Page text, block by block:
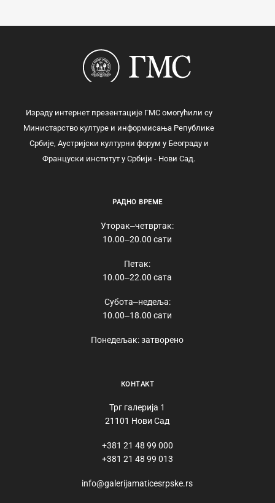
Израду интернет презентације ГМС омогућили су
Министарство културе и информисања Републике
Србије, Аустријски културни форум у Београду и
Француски институт у Србији - Нови Сад.
РАДНО ВРЕМЕ
Уторак‒четвртак:
10.00‒20.00 сати
Петак:
10.00‒22.00 сата
Субота‒недеља:
10.00‒18.00 сати
Понедељак: затворено
КОНТАКТ
Трг галерија 1
21101 Нови Сад
+381 21 48 99 000
+381 21 48 99 013
info@galerijamaticesrpske.rs